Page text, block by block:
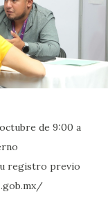
de 9:00 a
registro previo